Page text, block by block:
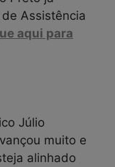
Assistência
aqui para
Júlio
muito e
alinhado